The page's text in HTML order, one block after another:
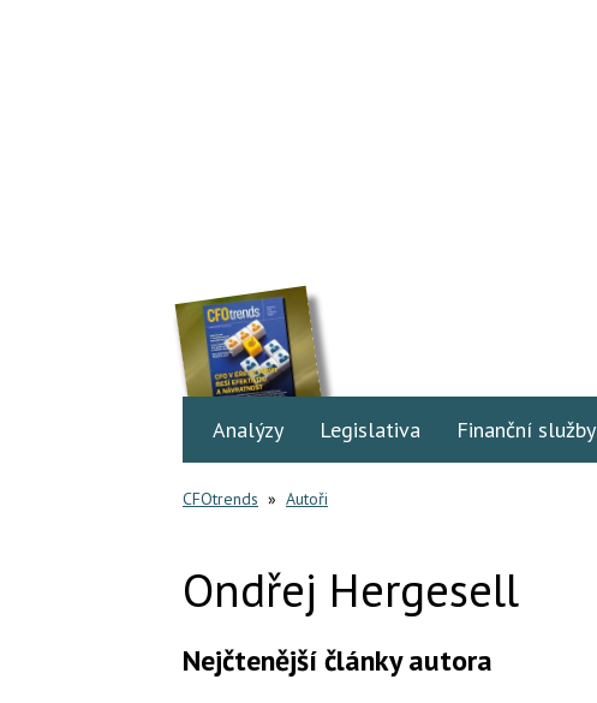
Analýzy Legislativa Finanční služby
CFOtrends » Autoři
Ondřej Hergesell
Nejčtenější články autora